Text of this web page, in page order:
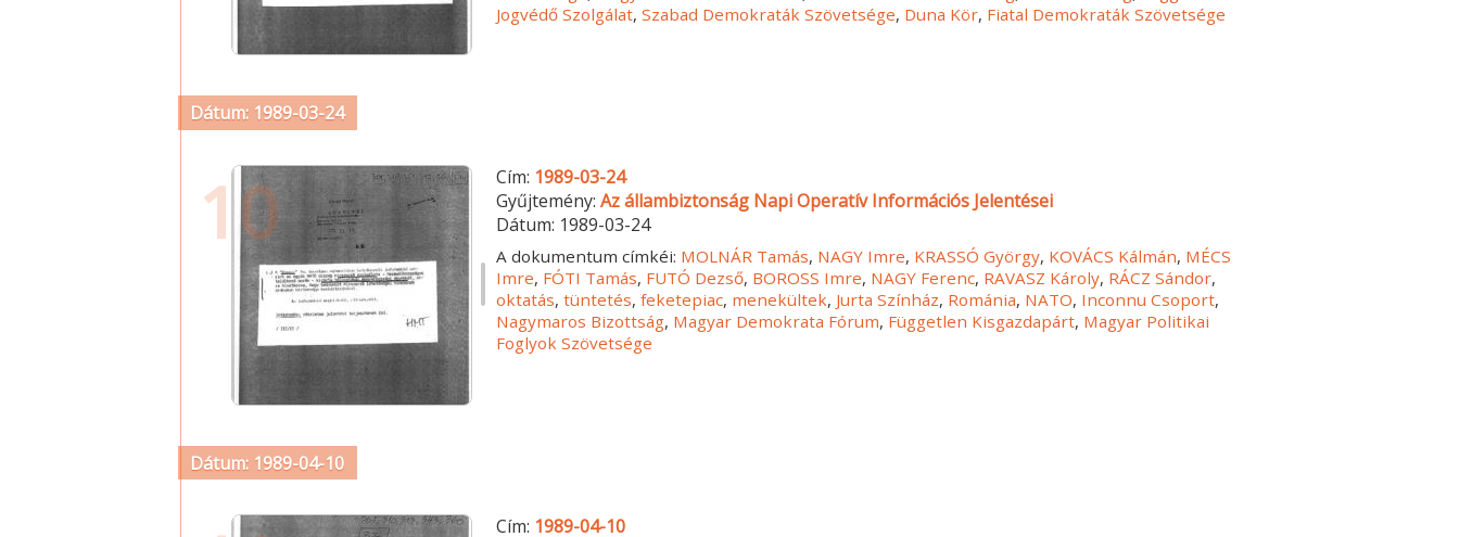
Jogvédő Szolgálat,Szabad Demokraták Szövetsége, Duna Kör, Fiatal Demokraták Szövetsége
Dátum: 1989-03-24
10 Cím: 1989-03-24
Gyűjtemény:Az állambiztonság Napi Operatív Információs Jelentései
Dátum: 1989-03-24
A dokumentum címkéi: MOLNÁR Tamás, NAGY Imre, KRASSÓ György, KOVÁCS Kálmán, MÉCS
Imre, FÓTI Tamás, FUTÓ Dezső, BOROSS Imre, NAGY Ferenc, RAVASZ Károly, RÁCZ Sándor,
oktatás,tüntetés,feketepiac, menekültek, Jurta Színház, Románia, NATO, Inconnu Csoport,
Nagymaros Bizottság, Magyar Demokrata Fórum, Független Kisgazdapárt, Magyar Politikai
Foglyok Szövetsége
Dátum: 1989-04-10
Cím: 1989-04-10